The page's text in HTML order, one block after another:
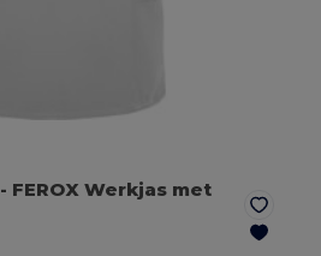
- FEROX Werkjas met